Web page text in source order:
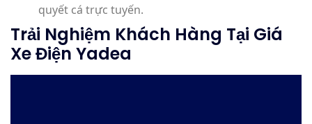
quyết cá trực tuyến.
Trải Nghiệm Khách Hàng Tại Giá
Xe Điện Yadea